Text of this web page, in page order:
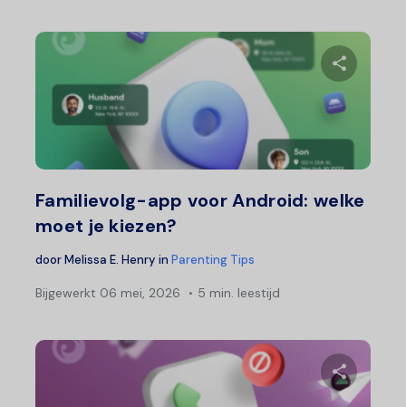
Familievolg-app voor Android: welke
moet je kiezen?
doorMelissa E. Henry in Parenting Tips
Bijgewerkt 06 mei, 2026 5 min. leestijd